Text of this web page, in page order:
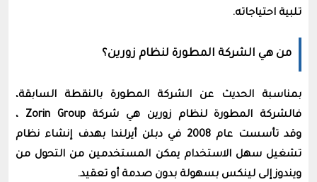
تلبية احتياجاته.
من هي الشركة المطورة لنظام زورين؟
بمناسبة الحديث عن الشركة المطورة بالنقطة السابقة،
فالشركة المطورة لنظام زورين هي شركة
Zorin Group ،
وقد
تأسست عام 2008 في دبلن أيرلندا بهدف إنشاء نظام
تشغيل سهل الاستخدام يمكن المستخدمين من التحول من
ويندوز إلى لينكس بسهولة بدون صدمة أو تعقيد.